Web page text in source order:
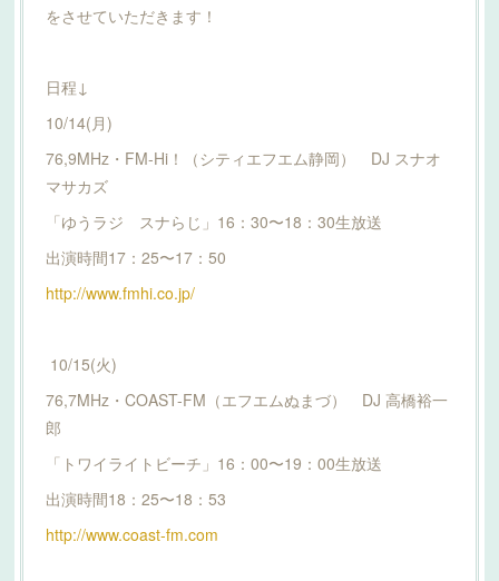
をさせていただきます！
日程↓
10/14(月)
76,9MHz・FM-Hi！（シティエフエム静岡） DJ スナオ
マサカズ
「ゆうラジ スナらじ」16：30〜18：30生放送
出演時間17：25〜17：50
http://www.fmhi.co.jp/
10/15(火)
76,7MHz・COAST-FM（エフエムぬまづ） DJ 高橋裕一
郎
「トワイライトビーチ」16：00〜19：00生放送
出演時間18：25〜18：53
http://www.coast-fm.com